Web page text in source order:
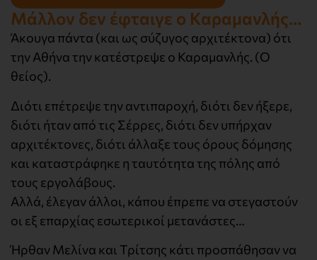
Μάλλον δεν έφταιγε ο Καραμανλής…
Άκουγα πάντα (και ως σύζυγος αρχιτέκτονα) ότι
την Αθήνα την κατέστρεψε ο Καραμανλής. (Ο
θείος).
Διότι επέτρεψε την αντιπαροχή, διότι δεν ήξερε,
διότι ήταν από τις Σέρρες, διότι δεν υπήρχαν
αρχιτέκτονες, διότι άλλαξε τους όρους δόμησης
και καταστράφηκε η ταυτότητα της πόλης από
τους εργολάβους.
Αλλά, έλεγαν άλλοι, κάπου έπρεπε να στεγαστούν
οι εξ επαρχίας εσωτερικοί μετανάστες…
Ήρθαν Μελίνα και Τρίτσης κάτι προσπάθησαν να